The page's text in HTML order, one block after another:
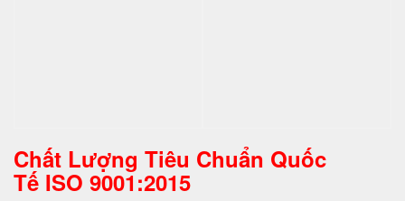
Chất Lượng Tiêu Chuẩn Quốc
Tế ISO 9001:2015